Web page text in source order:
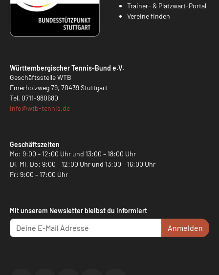
Trainer- & Platzwart-Portal
Vereine finden
Württembergischer Tennis-Bund e.V.
Geschäftsstelle WTB
Emerholzweg 79, 70439 Stuttgart
Tel. 0711-980680
info@wtb-tennis.de
Geschäftszeiten
Mo: 9:00 – 12:00 Uhr und 13:00 – 18:00 Uhr
Di, Mi, Do: 9:00 – 12:00 Uhr und 13:00 – 16:00 Uhr
Fr: 9:00 – 17:00 Uhr
Mit unserem Newsletter bleibst du informiert
Anmelden